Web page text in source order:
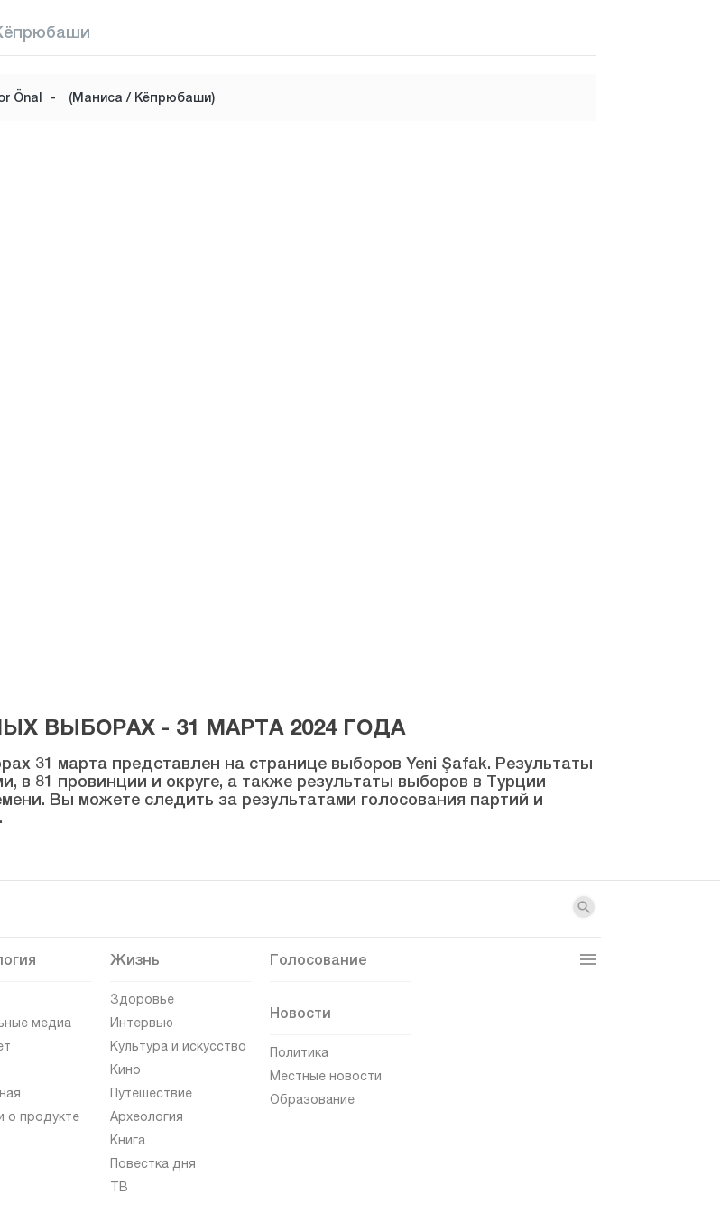
Önal - (Маниса / Кёпрюбаши)
ВЫБОРАХ - 31 МАРТА 2024 ГОДА
31 марта представлен на странице выборов Yeni Şafak. Результаты
в 81 провинции и округе, а также результаты выборов в Турции
Вы можете следить за результатами голосования партий и
медиа
о продукте
Жизнь
Здоровье
Интервью
Культура и искусство
Кино
Путешествие
Археология
Книга
Повестка дня
ТВ
Голосование
Новости
Политика
Местные новости
Образование